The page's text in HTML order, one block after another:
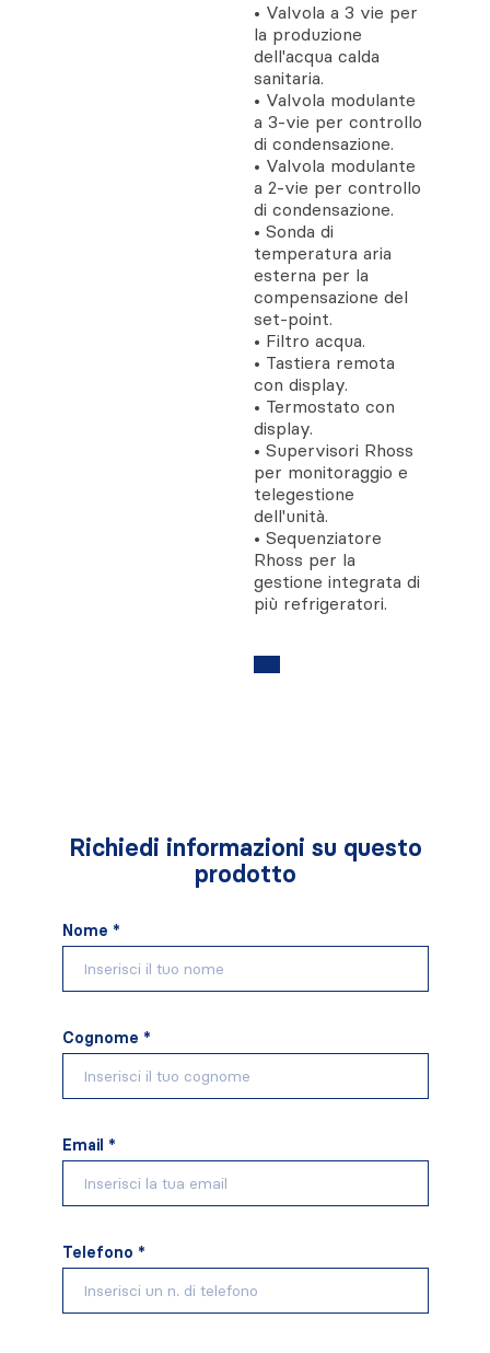
• Valvola a 3 vie per
la produzione
dell'acqua calda
sanitaria.
• Valvola modulante
a 3-vie per controllo
di condensazione.
• Valvola modulante
a 2-vie per controllo
di condensazione.
• Sonda di
temperatura aria
esterna per la
compensazione del
set-point.
• Filtro acqua.
• Tastiera remota
con display.
• Termostato con
display.
• Supervisori Rhoss
per monitoraggio e
telegestione
dell'unità.
• Sequenziatore
Rhoss per la
gestione integrata di
più refrigeratori.
Richiedi informazioni su questo
prodotto
Nome *
Cognome *
Email *
Telefono *